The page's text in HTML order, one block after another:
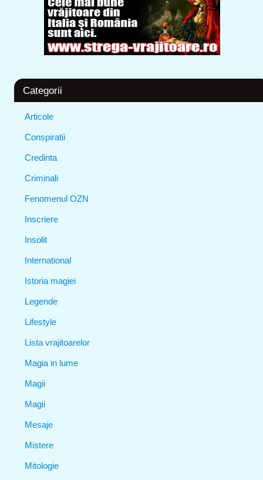
Categorii
Articole
Conspiratii
Credinta
Criminali
Fenomenul OZN
Inscriere
Insolit
International
Istoria magiei
Legende
Lifestyle
Lista vrajitoarelor
Magia in lume
Magii
Magii
Mesaje
Mistere
Mitologie